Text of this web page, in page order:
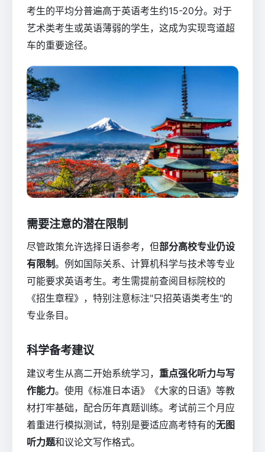
考生的平均分普遍高于英语考生约15-20分。对于
艺术类考生或英语薄弱的学生，这成为实现弯道超
车的重要途径。
需要注意的潜在限制
尽管政策允许选择日语参考，但部分高校专业仍设
有限制。例如国际关系、计算机科学与技术等专业
可能要求英语考生。考生需提前查阅目标院校的
《招生章程》，特别注意标注"只招英语类考生"的
专业条目。
科学备考建议
建议考生从高二开始系统学习， 重点强化听力与写
作能力。使用《标准日本语》《大家的日语》等教
材打牢基础，配合历年真题训练。考试前三个月应
着重进行模拟测试，特别是要适应高考特有的无图
听力题和议论文写作格式。